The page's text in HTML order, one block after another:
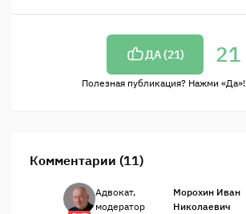
ДА (21) 21
Полезная публикация? Нажми «Да»!
Комментарии (11)
Адвокат,
модератор
Морохин Иван
Николаевич